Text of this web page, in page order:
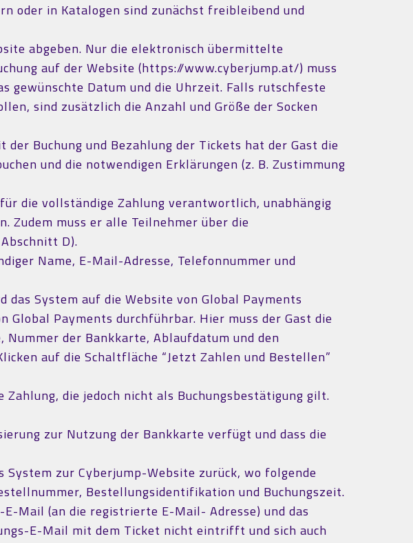
oder in Katalogen sind zunächst freibleibend und
abgeben. Nur die elektronisch übermittelte
auf der Website (https://www.cyberjump.at/) muss
gewünschte Datum und die Uhrzeit. Falls rutschfeste
sind zusätzlich die Anzahl und Größe der Socken
Buchung und Bezahlung der Tickets hat der Gast die
und die notwendigen Erklärungen (z. B. Zustimmung
die vollständige Zahlung verantwortlich, unabhängig
Zudem muss er alle Teilnehmer über die
D).
Name, E-Mail-Adresse, Telefonnummer und
System auf die Website von Global Payments
Payments durchführbar. Hier muss der Gast die
der Bankkarte, Ablaufdatum und den
auf die Schaltfläche “Jetzt Zahlen und Bestellen”
die jedoch nicht als Buchungsbestätigung gilt.
zur Nutzung der Bankkarte verfügt und dass die
zur Cyberjump-Website zurück, wo folgende
Bestellungsidentifikation und Buchungszeit.
Mail (an die registrierte E-Mail- Adresse) und das
E-Mail mit dem Ticket nicht eintrifft und sich auch